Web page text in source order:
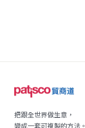
把跟全世界做生意，
變成一套可複製的方法。